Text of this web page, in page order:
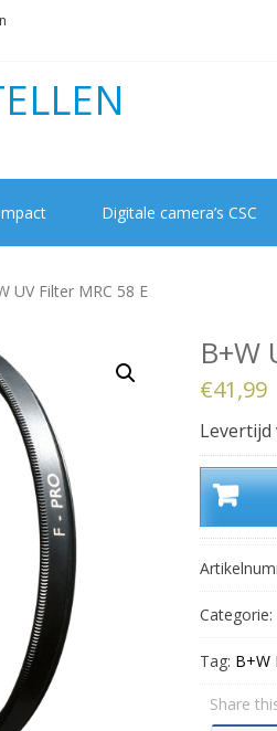
Digitale camera’s CSC
UV Filter MRC 58 E
B+W
€41,99
Levertijd
Categorie:
Tag: B+W
Share